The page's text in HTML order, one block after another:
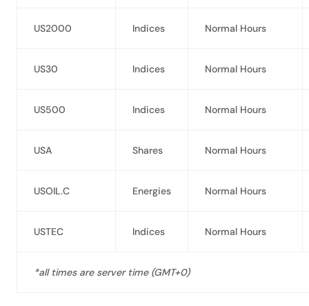
US2000 Indices Normal Hours
US30 Indices Normal Hours
US500 Indices Normal Hours
USA Shares Normal Hours
USOIL.C Energies Normal Hours
USTEC Indices Normal Hours
*all times are server time (GMT+0)